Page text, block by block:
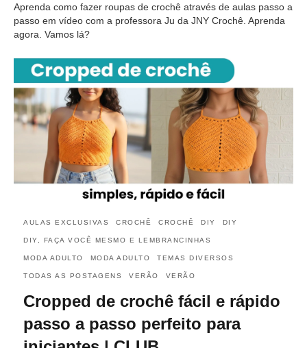
Aprenda como fazer roupas de crochê através de aulas passo a
passo em vídeo com a professora Ju da JNY Crochê. Aprenda
agora. Vamos lá?
AULAS EXCLUSIVAS CROCHÊ CROCHÊ DIY DIY
DIY, FAÇA VOCÊ MESMO E LEMBRANCINHAS
MODA ADULTO MODA ADULTO TEMAS DIVERSOS
TODAS AS POSTAGENS VERÃO VERÃO
Cropped de crochê fácil e rápido
passo a passo perfeito para